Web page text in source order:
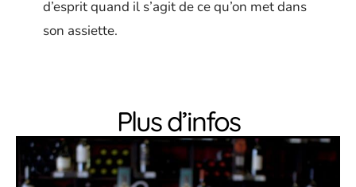
d’esprit quand il s’agit de ce qu’on met dans
son assiette.
Plus d’infos